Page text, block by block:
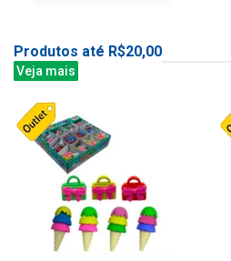
Produtos até R$20,00
Veja mais